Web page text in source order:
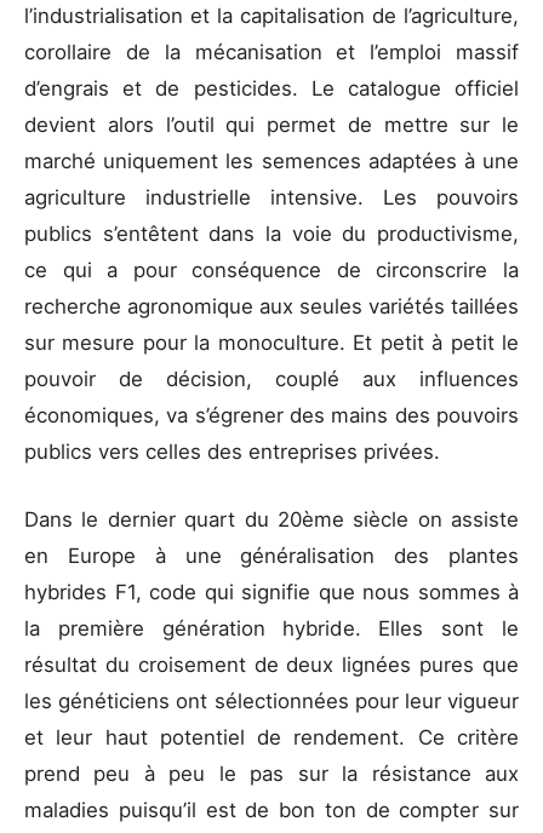
l’industrialisation et la capitalisation de l’agriculture,
corollaire de la mécanisation et l’emploi massif
d’engrais et de pesticides. Le catalogue officiel
devient alors l’outil qui permet de mettre sur le
marché uniquement les semences adaptées à une
agriculture industrielle intensive. Les pouvoirs
publics s’entêtent dans la voie du productivisme,
ce qui a pour conséquence de circonscrire la
recherche agronomique aux seules variétés taillées
sur mesure pour la monoculture. Et petit à petit le
pouvoir de décision, couplé aux influences
économiques, va s’égrener des mains des pouvoirs
publics vers celles des entreprises privées.
Dans le dernier quart du 20ème siècle on assiste
en Europe à une généralisation des plantes
hybrides F1, code qui signifie que nous sommes à
la première génération hybride. Elles sont le
résultat du croisement de deux lignées pures que
les généticiens ont sélectionnées pour leur vigueur
et leur haut potentiel de rendement. Ce critère
prend peu à peu le pas sur la résistance aux
maladies puisqu’il est de bon ton de compter sur